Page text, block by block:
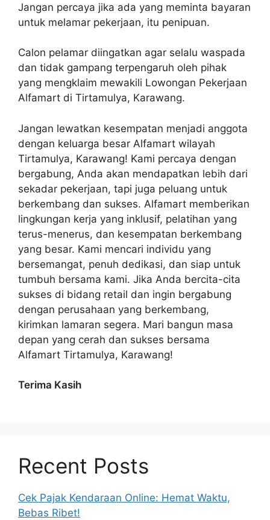
Jangan percaya jika ada yang meminta bayaran
untuk melamar pekerjaan, itu penipuan.
Calon pelamar diingatkan agar selalu waspada
dan tidak gampang terpengaruh oleh pihak
yang mengklaim mewakili Lowongan Pekerjaan
Alfamart di Tirtamulya, Karawang.
Jangan lewatkan kesempatan menjadi anggota
dengan keluarga besar Alfamart wilayah
Tirtamulya, Karawang! Kami percaya dengan
bergabung, Anda akan mendapatkan lebih dari
sekadar pekerjaan, tapi juga peluang untuk
berkembang dan sukses. Alfamart memberikan
lingkungan kerja yang inklusif, pelatihan yang
terus-menerus, dan kesempatan berkembang
yang besar. Kami mencari individu yang
bersemangat, penuh dedikasi, dan siap untuk
tumbuh bersama kami. Jika Anda bercita-cita
sukses di bidang retail dan ingin bergabung
dengan perusahaan yang berkembang,
kirimkan lamaran segera. Mari bangun masa
depan yang cerah dan sukses bersama
Alfamart Tirtamulya, Karawang!
Terima Kasih
Recent Posts
Cek Pajak Kendaraan Online: Hemat Waktu,
Bebas Ribet!